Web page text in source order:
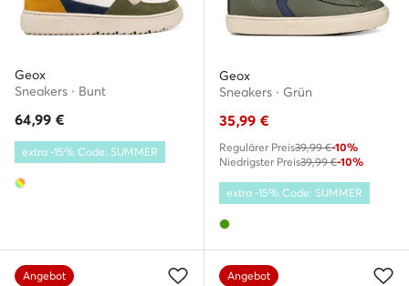
Geox
Sneakers · Bunt
64,99 €
extra -15% Code: SUMMER
Geox
Sneakers · Grün
35,99 €
Regulärer Preis39,99 €-10%
Niedrigster Preis39,99 €-10%
extra -15% Code: SUMMER
Angebot Angebot